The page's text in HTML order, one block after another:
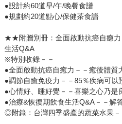
●設計約60道早/午/晚餐食譜
●規劃約20道點心/保健茶食譜
★★附贈別冊：全面啟動抗癌自癒力
生活Q&A
※特別收錄－－
●全面啟動抗癌自癒力－－癒後體質
●調節自癒免疫力－－85％疾病可以
●心情好、睡好覺－－喜樂之心乃是
●治療&恢復期飲食生活Q&A－－解
◎附錄：台灣四季盛產的蔬菜水果